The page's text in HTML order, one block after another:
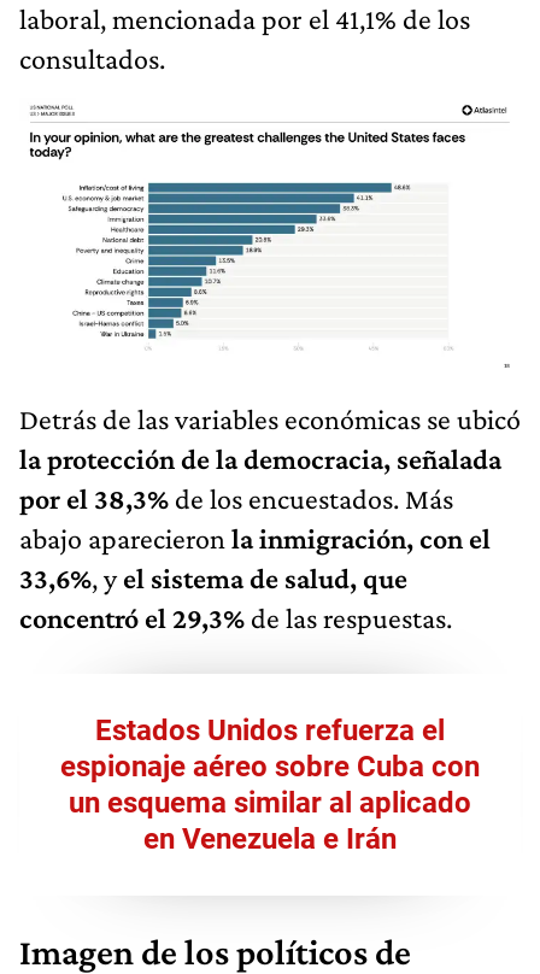
laboral, mencionada por el 41,1% de los
consultados.
Detrás de las variables económicas se ubicó
la protección de la democracia, señalada
por el 38,3% de los encuestados. Más
abajo aparecieron la inmigración, con el
33,6%, yel sistema de salud, que
concentró el 29,3% de las respuestas.
Estados Unidos refuerza el
espionaje aéreo sobre Cuba con
un esquema similar al aplicado
en Venezuela e Irán
Imagen de los políticos de